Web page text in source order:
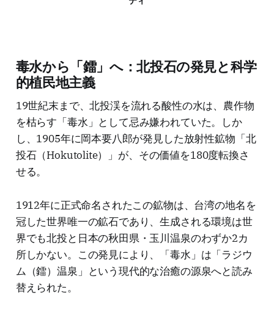
毒水から「鐳」へ：北投石の発見と科学
的植民地主義
19世紀末まで、北投渓を流れる酸性の水は、農作物
を枯らす「毒水」として忌み嫌われていた。しか
し、1905年に岡本要八郎が発見した放射性鉱物「北
投石（Hokutolite）」が、その価値を180度転換さ
せる。
1912年に正式命名されたこの鉱物は、台湾の地名を
冠した世界唯一の鉱石であり、生成される環境は世
界でも北投と日本の秋田県・玉川温泉のわずか2カ
所しかない。この発見により、「毒水」は「ラジウ
ム（鐳）温泉」という現代的な治癒の源泉へと読み
替えられた。